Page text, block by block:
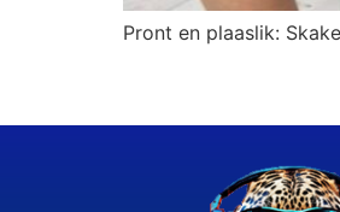
Pront en plaaslik: